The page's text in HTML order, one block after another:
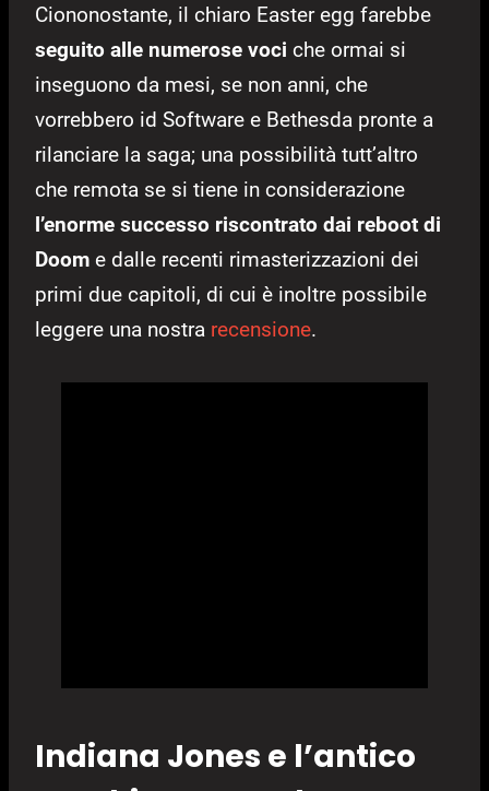
Ciononostante, il chiaro Easter egg farebbe
seguito alle numerose voci che ormai si
inseguono da mesi, se non anni, che
vorrebbero id Software e Bethesda pronte a
rilanciare la saga; una possibilità tutt’altro
che remota se si tiene in considerazione
l’enorme successo riscontrato dai reboot di
Doom e dalle recenti rimasterizzazioni dei
primi due capitoli, di cui è inoltre possibile
leggere una nostra recensione.
Indiana Jones e l’antico